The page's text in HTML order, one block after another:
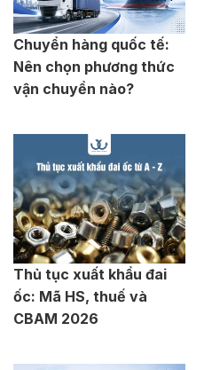
Chuyển hàng quốc tế:
Nên chọn phương thức
vận chuyển nào?
Thủ tục xuất khẩu đai
ốc: Mã HS, thuế và
CBAM 2026